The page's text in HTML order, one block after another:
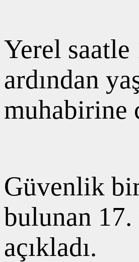
Yerel saatle
ardından
muhabirine
Güvenlik
bulunan
açıkladı.